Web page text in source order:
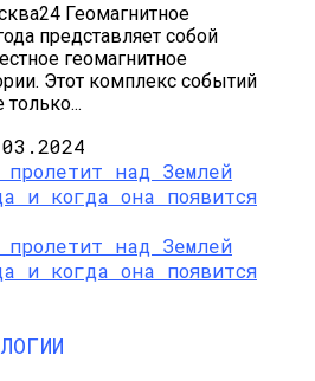
Геомагнитное
представляет собой
геомагнитное
Этот комплекс событий